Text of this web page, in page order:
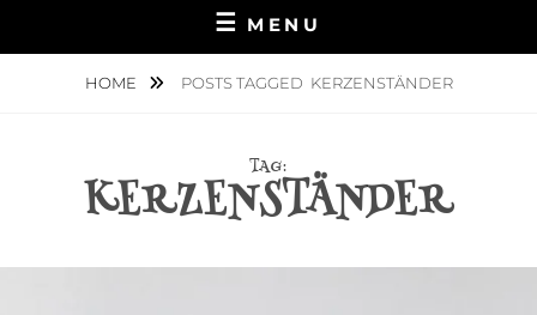
MENU
HOME POSTS TAGGED KERZENSTÄNDER
TAG:
KERZENSTÄNDER